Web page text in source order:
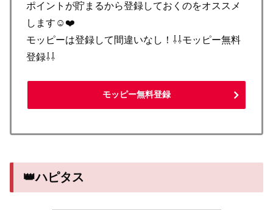
ポイントが貯まるから登録しておくのをオススメ
します☺️❤️
モッピーは登録して間違いなし！⇩⇩モッピー無料
登録⇩⇩
モッピー無料登録
👑ハピタス